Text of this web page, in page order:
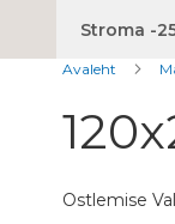
Stroma -
Avaleht
Ostlemise